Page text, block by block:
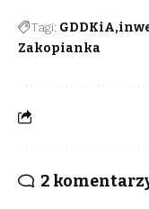
Tagi: GDDKiA
Zakopianka
2